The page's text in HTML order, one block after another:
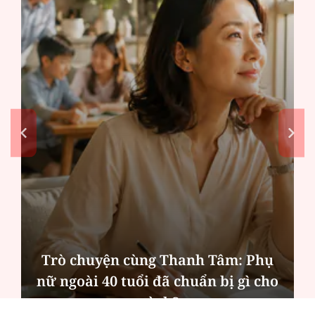
Hà Nội thu hút bác sĩ về trạm y tế,
tạo điều kiện để người dân tiếp cận
các dịch vụ y tế kỹ thuật cao